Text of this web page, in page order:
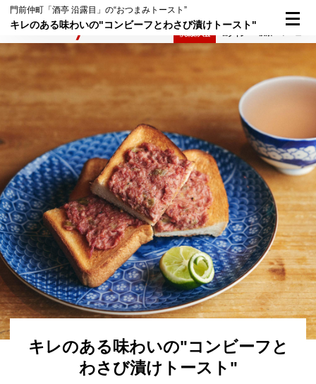
門前仲町「酒亭 沿露目」の“おつまみトースト”
キレのある味わいの"コンビーフとわさび漬けトースト"
キレのある味わいの"コンビーフと
わさび漬けトースト"